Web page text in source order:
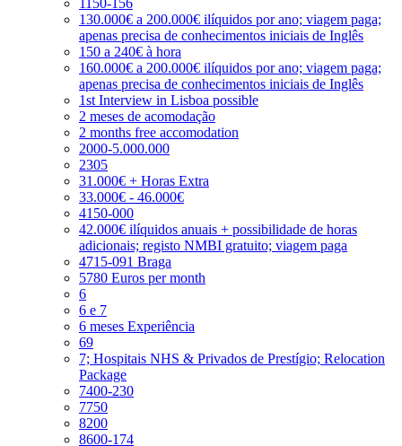
130.000€ a 200.000€ ilíquidos por ano; viagem paga;
apenas precisa de conhecimentos iniciais de Inglês
150 a 240€ à hora
160.000€ a 200.000€ ilíquidos por ano; viagem paga;
apenas precisa de conhecimentos iniciais de Inglês
1st Interview in Lisboa possible
2 meses de acomodação
2 months free accomodation
2000-5.000.000
2305
31.000€ + Horas Extra
33.000€ - 46.000€
4150-000
42.000€ ilíquidos anuais + possibilidade de horas
adicionais; registo NMBI gratuito; viagem paga
4715-091 Braga
5780 Euros per month
6
6 e 7
6 meses Experiência
69
7; Hospitais NHS & Privados de Prestígio; Relocation
Package
7400-230
7750
8200
8600-174